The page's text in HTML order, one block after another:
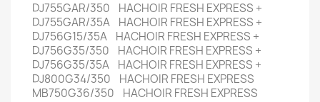
DJ755GAR/350 HACHOIR FRESH EXPRESS +
DJ755GAR/35A HACHOIR FRESH EXPRESS +
DJ756G15/35A HACHOIR FRESH EXPRESS +
DJ756G35/350 HACHOIR FRESH EXPRESS +
DJ756G35/35A HACHOIR FRESH EXPRESS +
DJ800G34/350 HACHOIR FRESH EXPRESS
MB750G36/350 HACHOIR FRESH EXPRESS